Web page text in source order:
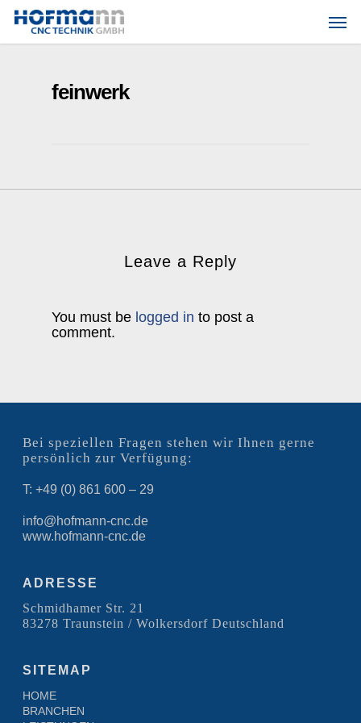
Skip
feinwerk
Leave a Reply
You must be logged in to post a
comment.
Bei speziellen Fragen stehen wir Ihnen gerne
persönlich zur Verfügung:
T: +49 (0) 861 600 – 29
info@hofmann-cnc.de
www.hofmann-cnc.de
ADRESSE
Schmidhamer Str. 21
83278 Traunstein / Wolkersdorf Deutschland
SITEMAP
HOME
BRANCHEN